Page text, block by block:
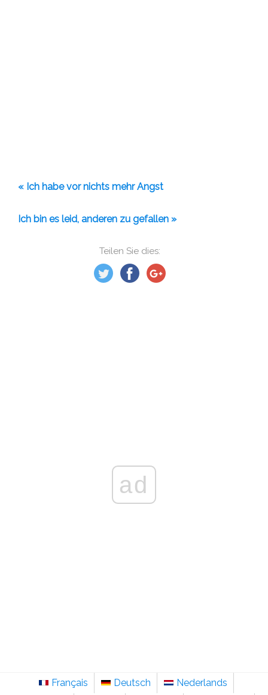
Teilen Sie dies:
« Ich habe vor nichts mehr Angst
Ich bin es leid, anderen zu gefallen »
ad
Français Deutsch Nederlands